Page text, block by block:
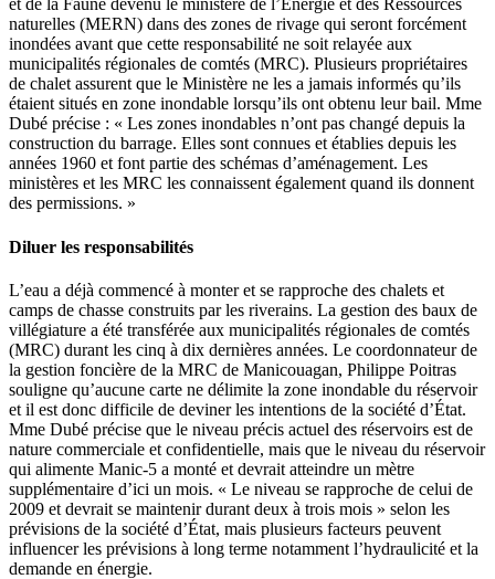
et de la Faune devenu le ministère de l’Énergie et des Ressources
naturelles (MERN) dans des zones de rivage qui seront forcément
inondées avant que cette responsabilité ne soit relayée aux
municipalités régionales de comtés (MRC). Plusieurs propriétaires
de chalet assurent que le Ministère ne les a jamais informés qu’ils
étaient situés en zone inondable lorsqu’ils ont obtenu leur bail. Mme
Dubé précise : « Les zones inondables n’ont pas changé depuis la
construction du barrage. Elles sont connues et établies depuis les
années 1960 et font partie des schémas d’aménagement. Les
ministères et les MRC les connaissent également quand ils donnent
des permissions. »
Diluer les responsabilités
L’eau a déjà commencé à monter et se rapproche des chalets et
camps de chasse construits par les riverains. La gestion des baux de
villégiature a été transférée aux municipalités régionales de comtés
(MRC) durant les cinq à dix dernières années. Le coordonnateur de
la gestion foncière de la MRC de Manicouagan, Philippe Poitras
souligne qu’aucune carte ne délimite la zone inondable du réservoir
et il est donc difficile de deviner les intentions de la société d’État.
Mme Dubé précise que le niveau précis actuel des réservoirs est de
nature commerciale et confidentielle, mais que le niveau du réservoir
qui alimente Manic-5 a monté et devrait atteindre un mètre
supplémentaire d’ici un mois. « Le niveau se rapproche de celui de
2009 et devrait se maintenir durant deux à trois mois » selon les
prévisions de la société d’État, mais plusieurs facteurs peuvent
influencer les prévisions à long terme notamment l’hydraulicité et la
demande en énergie.